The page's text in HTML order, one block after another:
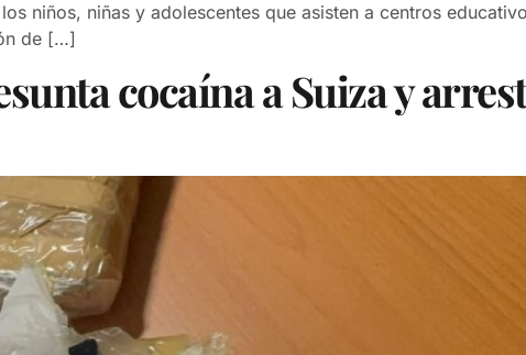
niños, niñas y adolescentes que asisten a centros
de […]
cocaína a Suiza y